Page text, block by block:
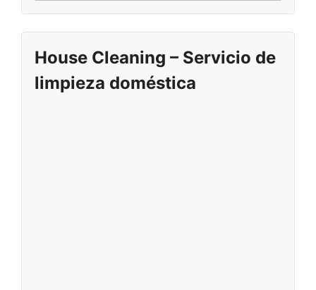
House Cleaning – Servicio de
limpieza doméstica